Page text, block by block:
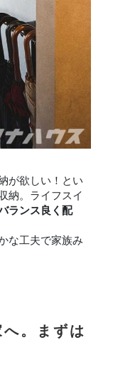
が欲しい！とい
納。ライフスイ
ランス良く配
な工夫で家族み